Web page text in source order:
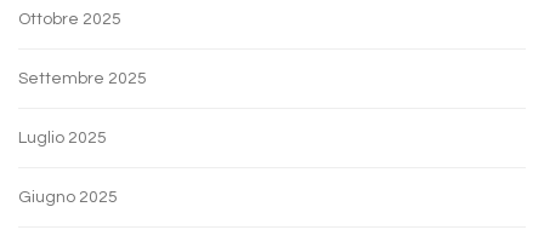
Ottobre 2025
Settembre 2025
Luglio 2025
Giugno 2025